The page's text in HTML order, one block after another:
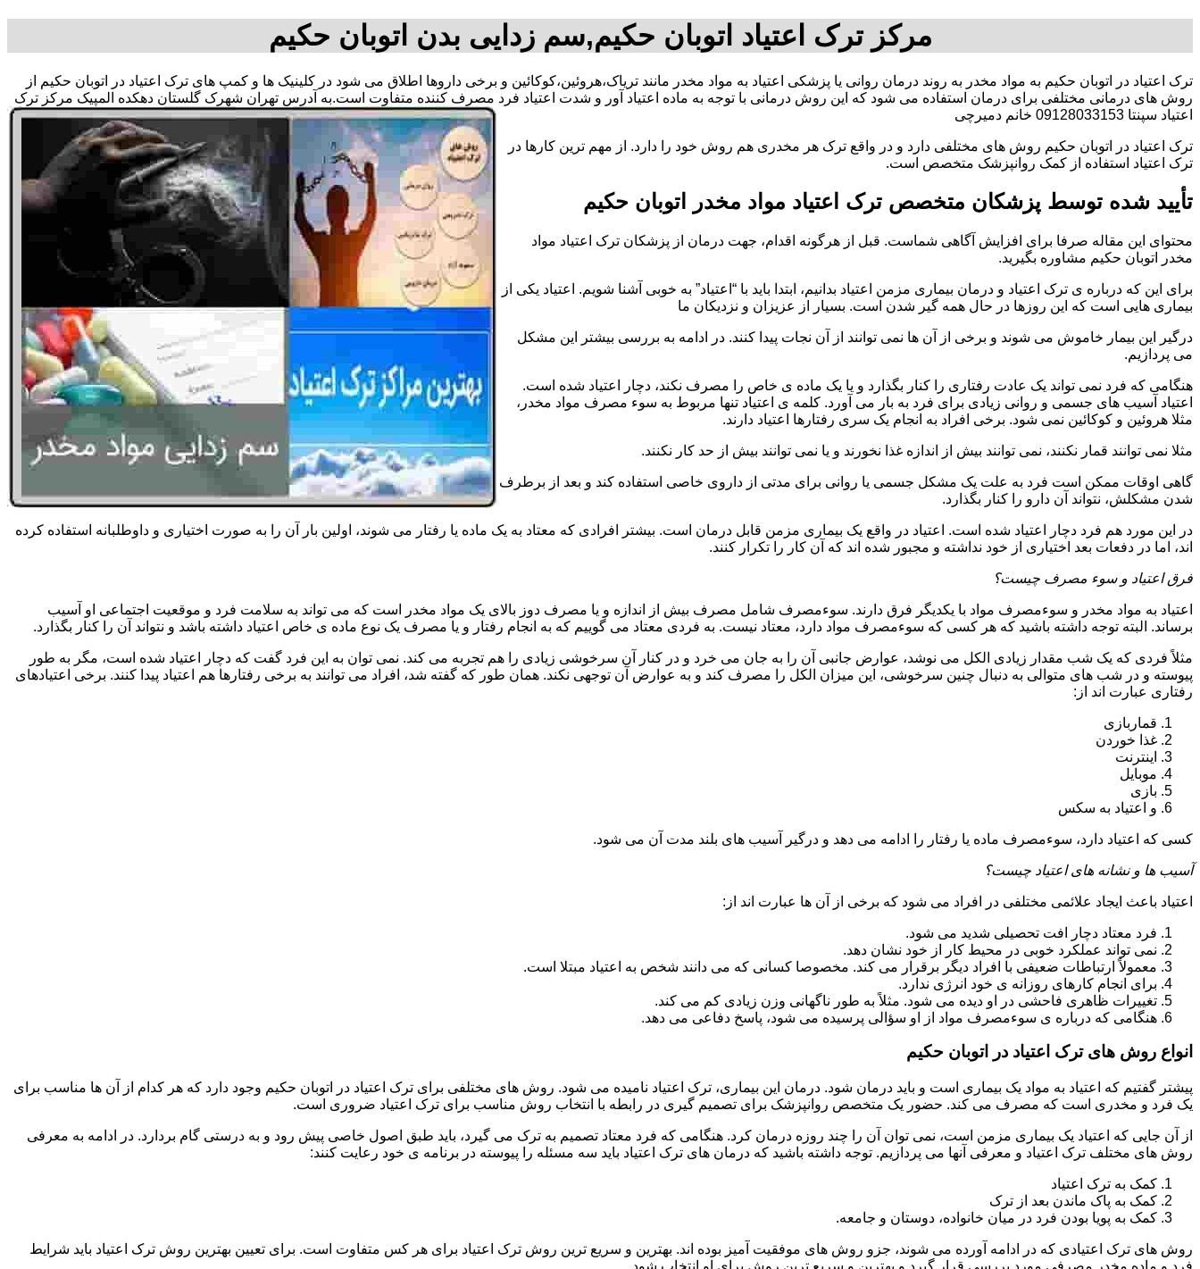
مرکز ترک اعتیاد اتوبان حکیم,سم زدایی بدن اتوبان حکیم
ترک اعتیاد در اتوبان حکیم به مواد مخدر به روند درمان روانی یا پزشکی اعتیاد به مواد مخدر مانند تریاک،هروئین،کوکائین و برخی داروها اطلاق می شود در کلینیک ها و کمپ های ترک اعتیاد در اتوبان حکیم از
روش های درمانی مختلفی برای درمان استفاده می شود که این روش درمانی با توجه به ماده اعتیاد آور و شدت اعتیاد فرد مصرف کننده متفاوت است.به آدرس تهران شهرک گلستان دهکده المپیک مرکز ترک
اعتیاد سپنتا 09128033153 خانم دمیرچی
ترک اعتیاد در اتوبان حکیم روش های مختلفی دارد و در واقع ترک هر مخدری هم روش خود را دارد. از مهم ترین کارها در
ترک اعتیاد استفاده از کمک روانپزشک متخصص است.
تأیید شده توسط پزشکان متخصص ترک اعتیاد مواد مخدر اتوبان حکیم
محتوای این مقاله صرفا برای افزایش آگاهی شماست. قبل از هرگونه اقدام، جهت درمان از پزشکان ترک اعتیاد مواد
مخدر اتوبان حکیم مشاوره بگیرید.
برای این که درباره ی ترک اعتیاد و درمان بیماری مزمن اعتیاد بدانیم، ابتدا باید با “اعتیاد” به خوبی آشنا شویم. اعتیاد یکی از
بیماری هایی است که این روزها در حال همه گیر شدن است. بسیار از عزیزان و نزدیکان ما
درگیر این بیمار خاموش می شوند و برخی از آن ها نمی توانند از آن نجات پیدا کنند. در ادامه به بررسی بیشتر این مشکل
می پردازیم.
هنگامی که فرد نمی تواند یک عادت رفتاری را کنار بگذارد و یا یک ماده ی خاص را مصرف نکند، دچار اعتیاد شده است.
اعتیاد آسیب های جسمی و روانی زیادی برای فرد به بار می آورد. کلمه ی اعتیاد تنها مربوط به سوء مصرف مواد مخدر،
مثلا هروئین و کوکائین نمی شود. برخی افراد به انجام یک سری رفتارها اعتیاد دارند.
مثلا نمی توانند قمار نکنند، نمی توانند بیش از اندازه غذا نخورند و یا نمی توانند بیش از حد کار نکنند.
گاهی اوقات ممکن است فرد به علت یک مشکل جسمی یا روانی برای مدتی از داروی خاصی استفاده کند و بعد از برطرف
شدن مشکلش، نتواند آن دارو را کنار بگذارد.
در این مورد هم فرد دچار اعتیاد شده است. اعتیاد در واقع یک بیماری مزمن قابل درمان است. بیشتر افرادی که معتاد به یک ماده یا رفتار می شوند، اولین بار آن را به صورت اختیاری و داوطلبانه استفاده کرده
اند، اما در دفعات بعد اختیاری از خود نداشته و مجبور شده اند که آن کار را تکرار کنند.
فرق اعتیاد و سوء مصرف چیست؟
اعتیاد به مواد مخدر و سوءمصرف مواد با یکدیگر فرق دارند. سوءمصرف شامل مصرف بیش از اندازه و یا مصرف دوز بالای یک مواد مخدر است که می تواند به سلامت فرد و موقعیت اجتماعی او آسیب
برساند. البته توجه داشته باشید که هر کسی که سوءمصرف مواد دارد، معتاد نیست. به فردی معتاد می گوییم که به انجام رفتار و یا مصرف یک نوع ماده ی خاص اعتیاد داشته باشد و نتواند آن را کنار بگذارد.
مثلاً فردی که یک شب مقدار زیادی الکل می نوشد، عوارض جانبی آن را به جان می خرد و در کنار آن سرخوشی زیادی را هم تجربه می کند. نمی توان به این فرد گفت که دچار اعتیاد شده است، مگر به طور
پیوسته و در شب های متوالی به دنبال چنین سرخوشی، این میزان الکل را مصرف کند و به عوارض آن توجهی نکند. همان طور که گفته شد، افراد می توانند به برخی رفتارها هم اعتیاد پیدا کنند. برخی اعتیادهای
رفتاری عبارت اند از:
قماربازی
غذا خوردن
اینترنت
موبایل
بازی
و اعتیاد به سکس
کسی که اعتیاد دارد، سوءمصرف ماده یا رفتار را ادامه می دهد و درگیر آسیب های بلند مدت آن می شود.
آسیب ها و نشانه های اعتیاد چیست؟
اعتیاد باعث ایجاد علائمی مختلفی در افراد می شود که برخی از آن ها عبارت اند از:
فرد معتاد دچار افت تحصیلی شدید می شود.
نمی تواند عملکرد خوبی در محیط کار از خود نشان دهد.
معمولاً ارتباطات ضعیفی با افراد دیگر برقرار می کند. مخصوصا کسانی که می دانند شخص به اعتیاد مبتلا است.
برای انجام کارهای روزانه ی خود انرژی ندارد.
تغییرات ظاهری فاحشی در او دیده می شود. مثلاً به طور ناگهانی وزن زیادی کم می کند.
هنگامی که درباره ی سوءمصرف مواد از او سؤالی پرسیده می شود، پاسخ دفاعی می دهد.
انواع روش های ترک اعتیاد در اتوبان حکیم
پیشتر گفتیم که اعتیاد به مواد یک بیماری است و باید درمان شود. درمان این بیماری، ترک اعتیاد نامیده می شود. روش های مختلفی برای ترک اعتیاد در اتوبان حکیم وجود دارد که هر کدام از آن ها مناسب برای
یک فرد و مخدری است که مصرف می کند. حضور یک متخصص روانپزشک برای تصمیم گیری در رابطه با انتخاب روش مناسب برای ترک اعتیاد ضروری است.
از آن جایی که اعتیاد یک بیماری مزمن است، نمی توان آن را چند روزه درمان کرد. هنگامی که فرد معتاد تصمیم به ترک می گیرد، باید طبق اصول خاصی پیش رود و به درستی گام بردارد. در ادامه به معرفی
روش های مختلف ترک اعتیاد و معرفی آنها می پردازیم. توجه داشته باشید که درمان های ترک اعتیاد باید سه مسئله را پیوسته در برنامه ی خود رعایت کنند:
کمک به ترک اعتیاد
کمک به پاک ماندن بعد از ترک
کمک به پویا بودن فرد در میان خانواده، دوستان و جامعه.
روش های ترک اعتیادی که در ادامه آورده می شوند، جزو روش های موفقیت آمیز بوده اند. بهترین و سریع ترین روش ترک اعتیاد برای هر کس متفاوت است. برای تعیین بهترین روش ترک اعتیاد باید شرایط